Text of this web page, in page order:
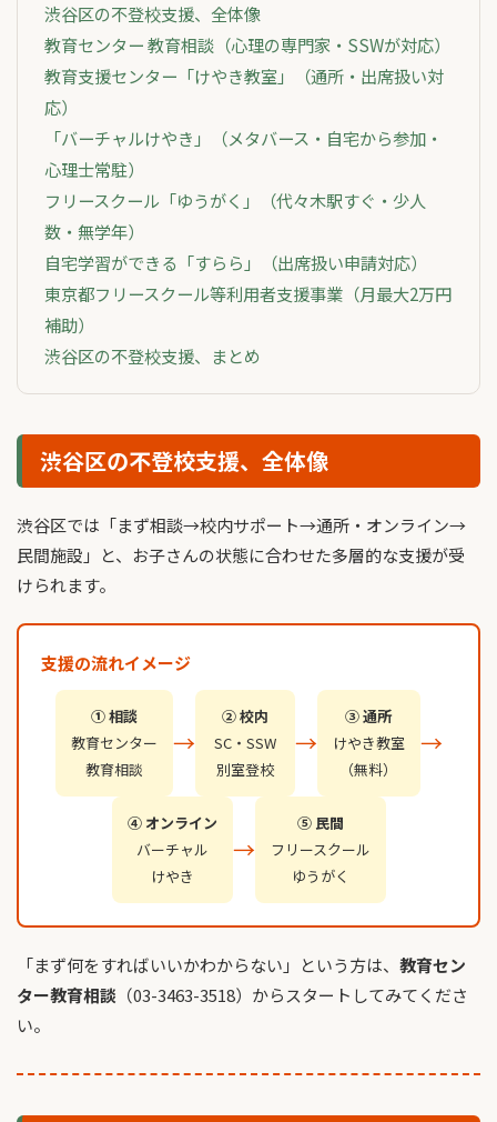
渋谷区の不登校支援、全体像
教育センター 教育相談（心理の専門家・SSWが対応）
教育支援センター「けやき教室」（通所・出席扱い対
応）
「バーチャルけやき」（メタバース・自宅から参加・
心理士常駐）
フリースクール「ゆうがく」（代々木駅すぐ・少人
数・無学年）
自宅学習ができる「すらら」（出席扱い申請対応）
東京都フリースクール等利用者支援事業（月最大2万円
補助）
渋谷区の不登校支援、まとめ
渋谷区の不登校支援、全体像
渋谷区では「まず相談→校内サポート→通所・オンライン→
民間施設」と、お子さんの状態に合わせた多層的な支援が受
けられます。
支援の流れイメージ
① 相談
教育センター
教育相談
→
② 校内
SC・SSW
別室登校
→
③ 通所
けやき教室
（無料）
→
④ オンライン
バーチャル
けやき
→
⑤ 民間
フリースクール
ゆうがく
「まず何をすればいいかわからない」という方は、 教育セン
ター教育相談 （03-3463-3518）からスタートしてみてくださ
い。